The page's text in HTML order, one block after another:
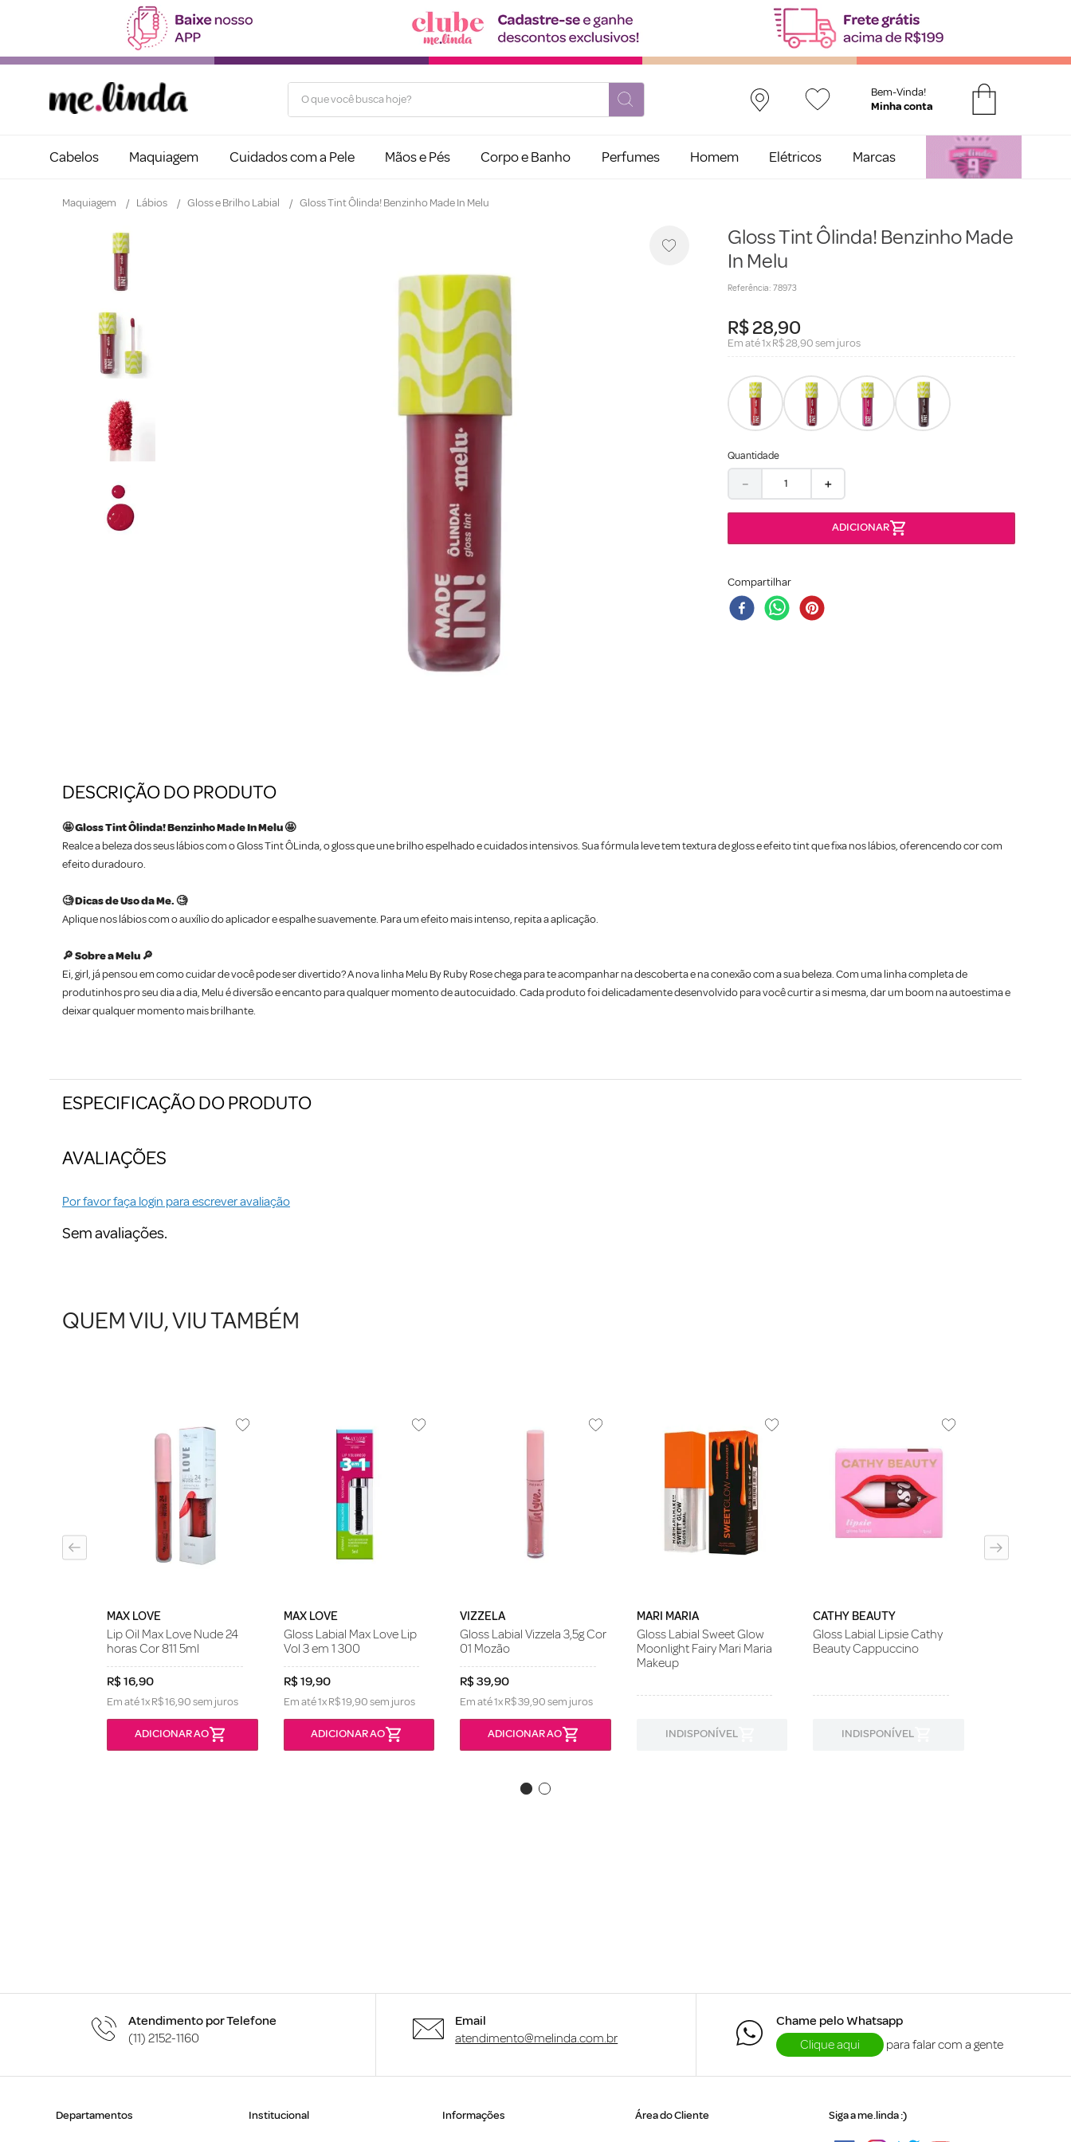
O que você busca hoje? Bem-Vinda!
Cabelos Maquiagem Cuidados com a Pele Mãos e Pés Corpo e Banho Perfumes Homem Elétricos Marcas
Maquiagem Lábios Gloss e Brilho Labial Gloss Tint Ôlinda! Benzinho Made In Melu
Gloss Tint Ôlinda! Benzinho Made
In Melu
Referência: 78973
R$28,90
Em até1xR$28,90sem juros
Quantidade
＋
－
Compartilhar
DESCRIÇÃO DO PRODUTO
🤩 Gloss Tint Ôlinda! Benzinho Made In Melu 🤩
Realce a beleza dos seus lábios com o Gloss Tint ÔLinda, o gloss que une brilho espelhado e cuidados intensivos. Sua fórmula leve tem textura de gloss e efeito tint que fixa nos lábios, oferencendo cor com
efeito duradouro.
🧐 Dicas de Uso da Me. 🧐
Aplique nos lábios com o auxílio do aplicador e espalhe suavemente. Para um efeito mais intenso, repita a aplicação.
🔎 Sobre a Melu 🔎
Ei, girl, já pensou em como cuidar de você pode ser divertido? A nova linha Melu By Ruby Rose chega para te acompanhar na descoberta e na conexão com a sua beleza. Com uma linha completa de
produtinhos pro seu dia a dia, Melu é diversão e encanto para qualquer momento de autocuidado. Cada produto foi delicadamente desenvolvido para você curtir a si mesma, dar um boom na autoestima e
deixar qualquer momento mais brilhante.
ESPECIFICAÇÃO DO PRODUTO
AVALIAÇÕES
Por favor faça login para escrever avaliação
Sem avaliações.
QUEM VIU, VIU TAMBÉM
MAX LOVE
Lip Oil Max Love Nude 24
horas Cor 811 5ml
R$16,90
Em até1xR$16,90sem juros
ADICIONAR AO
MAX LOVE
Gloss Labial Max Love Lip
Vol 3 em 1 300
R$19,90
Em até1xR$19,90sem juros
ADICIONAR AO
VIZZELA
Gloss Labial Vizzela 3,5g Cor
01 Mozão
R$39,90
Em até1xR$39,90sem juros
ADICIONAR AO
MARI MARIA
Gloss Labial Sweet Glow
Moonlight Fairy Mari Maria
Makeup
INDISPONÍVEL
CATHY BEAUTY
Gloss Labial Lipsie Cathy
Beauty Cappuccino
INDISPONÍVEL
Atendimento por Telefone
(11) 2152-1160
Email
atendimento@melinda.com.br
Chame pelo Whatsapp
Clique aqui
para falar com a gente
Departamentos Institucional Informações Área do Cliente Siga a me.linda :)